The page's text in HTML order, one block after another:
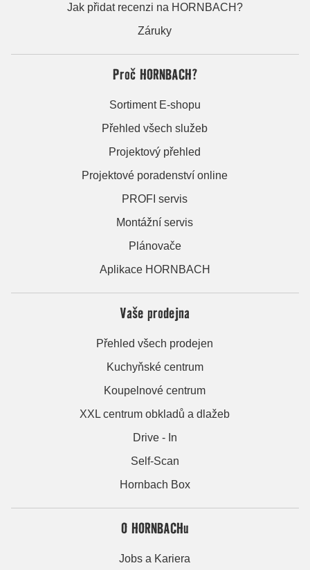
Jak přidat recenzi na HORNBACH?
Záruky
Proč HORNBACH?
Sortiment E-shopu
Přehled všech služeb
Projektový přehled
Projektové poradenství online
PROFI servis
Montážní servis
Plánovače
Aplikace HORNBACH
Vaše prodejna
Přehled všech prodejen
Kuchyňské centrum
Koupelnové centrum
XXL centrum obkladů a dlažeb
Drive - In
Self-Scan
Hornbach Box
O HORNBACHu
Jobs a Kariera